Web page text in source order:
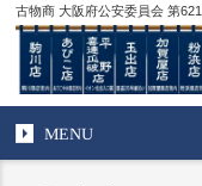
古物商 大阪府公安委員会 第
MENU